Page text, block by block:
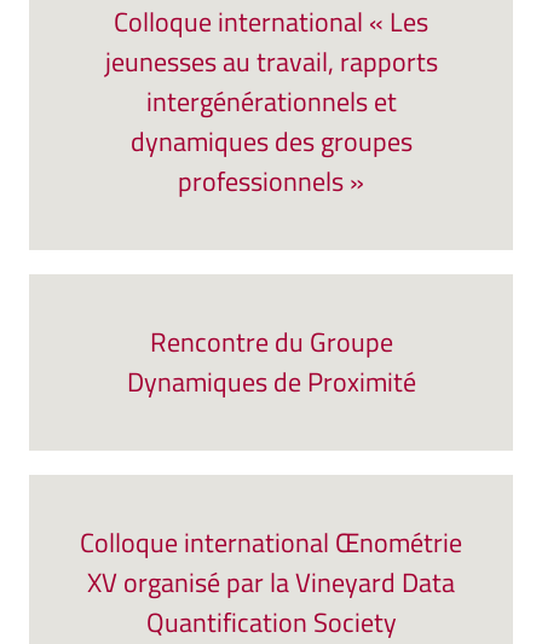
Colloque international « Les
jeunesses au travail, rapports
intergénérationnels et
dynamiques des groupes
professionnels »
Rencontre du Groupe
Dynamiques de Proximité
Colloque international Œnométrie
XV organisé par la Vineyard Data
Quantification Society